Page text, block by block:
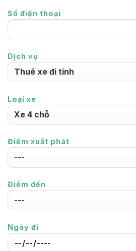
Số điện thoại
Dịch vụ
Loại xe
Điểm xuất phát
Điểm đến
Ngày đi